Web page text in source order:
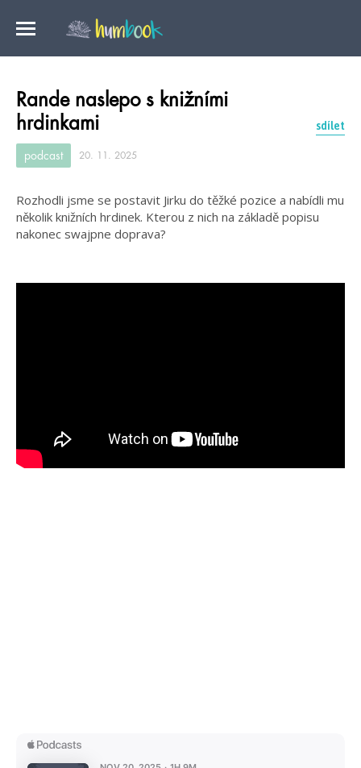
Rande naslepo s knižními
hrdinkami
sdílet
podcast 20. 11. 2025
Rozhodli jsme se postavit Jirku do těžké pozice a nabídli mu
několik knižních hrdinek. Kterou z nich na základě popisu
nakonec swajpne doprava?